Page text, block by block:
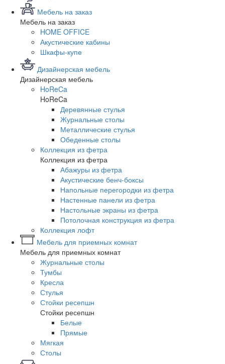
Мебель на заказ
Мебель на заказ
HOME OFFICE
Акустические кабины
Шкафы-купе
Дизайнерская мебель
Дизайнерская мебель
HoReCa
HoReCa
Деревянные стулья
Журнальные столы
Металлические стулья
Обеденные столы
Коллекция из фетра
Коллекция из фетра
Абажуры из фетра
Акустические бенч-боксы
Напольные перегородки из фетра
Настенные панели из фетра
Настольные экраны из фетра
Потолочная конструкция из фетра
Коллекция лофт
Мебель для приемных комнат
Мебель для приемных комнат
Журнальные столы
Тумбы
Кресла
Стулья
Стойки ресепшн
Стойки ресепшн
Белые
Прямые
Мягкая
Столы